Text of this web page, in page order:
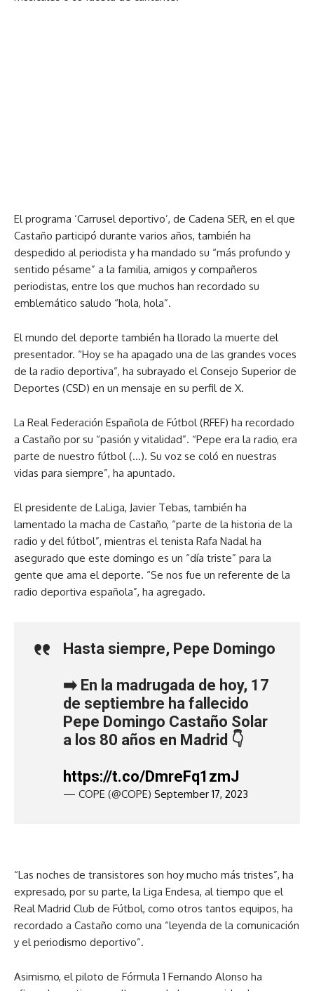
El programa ‘Carrusel deportivo’, de Cadena SER, en el que
Castaño participó durante varios años, también ha
despedido al periodista y ha mandado su “más profundo y
sentido pésame” a la familia, amigos y compañeros
periodistas, entre los que muchos han recordado su
emblemático saludo “hola, hola”.
El mundo del deporte también ha llorado la muerte del
presentador. “Hoy se ha apagado una de las grandes voces
de la radio deportiva”, ha subrayado el Consejo Superior de
Deportes (CSD) en un mensaje en su perfil de X.
La Real Federación Española de Fútbol (RFEF) ha recordado
a Castaño por su “pasión y vitalidad”. “Pepe era la radio, era
parte de nuestro fútbol (…). Su voz se coló en nuestras
vidas para siempre”, ha apuntado.
El presidente de LaLiga, Javier Tebas, también ha
lamentado la macha de Castaño, “parte de la historia de la
radio y del fútbol”, mientras el tenista Rafa Nadal ha
asegurado que este domingo es un “día triste” para la
gente que ama el deporte. “Se nos fue un referente de la
radio deportiva española”, ha agregado.
Hasta siempre, Pepe Domingo
➡️ En la madrugada de hoy, 17
de septiembre ha fallecido
Pepe Domingo Castaño Solar
a los 80 años en Madrid 👇
https://t.co/DmreFq1zmJ
— COPE (@COPE) September 17, 2023
“Las noches de transistores son hoy mucho más tristes”, ha
expresado, por su parte, la Liga Endesa, al tiempo que el
Real Madrid Club de Fútbol, como otros tantos equipos, ha
recordado a Castaño como una “leyenda de la comunicación
y el periodismo deportivo”.
Asimismo, el piloto de Fórmula 1 Fernando Alonso ha